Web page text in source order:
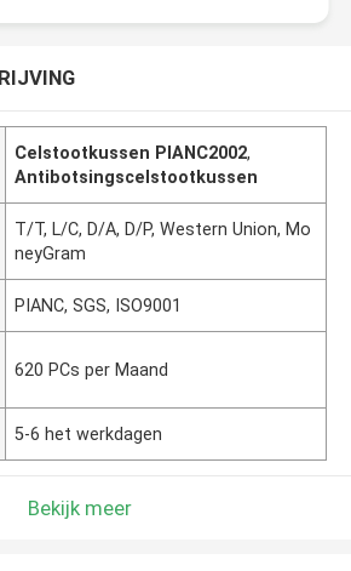
Celstootkussen PIANC2002,
Antibotsingscelstootkussen
T/T, L/C, D/A, D/P, Western Union, Mo
neyGram
PIANC, SGS, ISO9001
620 PCs per Maand
5-6 het werkdagen
Bekijk meer